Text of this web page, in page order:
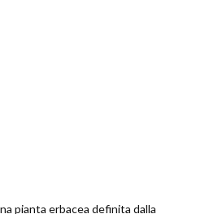
pianta erbacea definita dalla